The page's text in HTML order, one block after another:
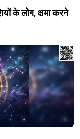
के लोग, क्षमा करने